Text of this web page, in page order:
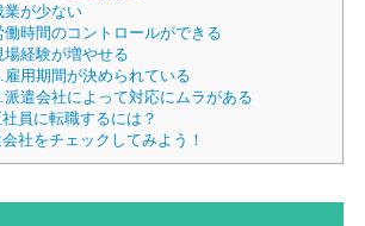
業が少ない
働時間のコントロールができる
場経験が増やせる
用期間が決められている
遣会社によって対応にムラがある
員に転職するには？
社をチェックしてみよう！